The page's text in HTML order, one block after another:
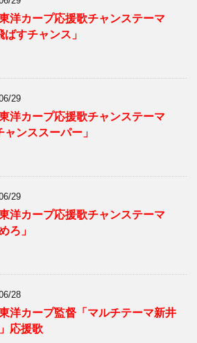
洋カープ応援歌チャンステーマ
ばすチャンス」
29
洋カープ応援歌チャンステーマ
ャンススーパー」
29
洋カープ応援歌チャンステーマ
ろ」
28
洋カープ監督「マルチテーマ新井
応援歌